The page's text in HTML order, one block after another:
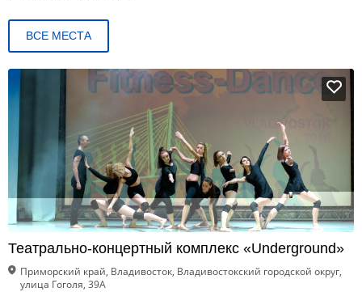
ВСЕ МЕСТА
Театрально-концертный комплекс «Underground»
Приморский край, Владивосток, Владивостокский городской округ,
улица Гоголя, 39А